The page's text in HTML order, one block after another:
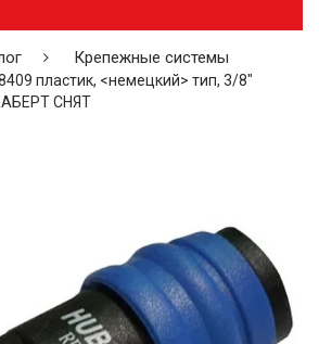
Крепежные системы
пластик, <немецкий> тип, 3/8"
СНЯТ